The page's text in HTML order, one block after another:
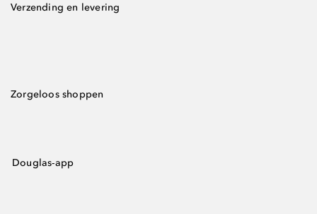
Verzending en levering
Zorgeloos shoppen
Douglas-app